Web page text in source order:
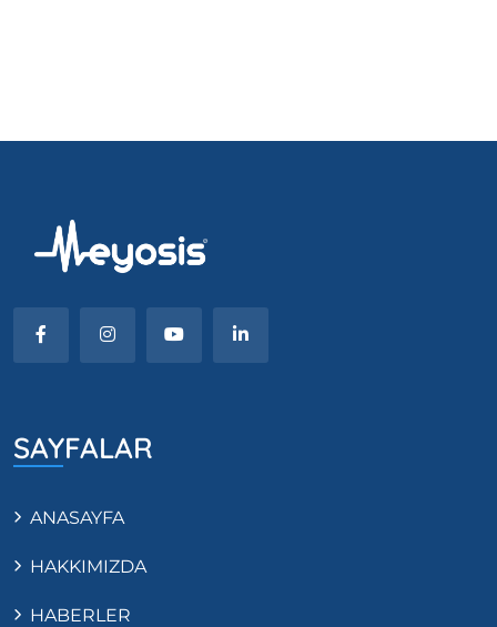
SAYFALAR
ANASAYFA
HAKKIMIZDA
HABERLER